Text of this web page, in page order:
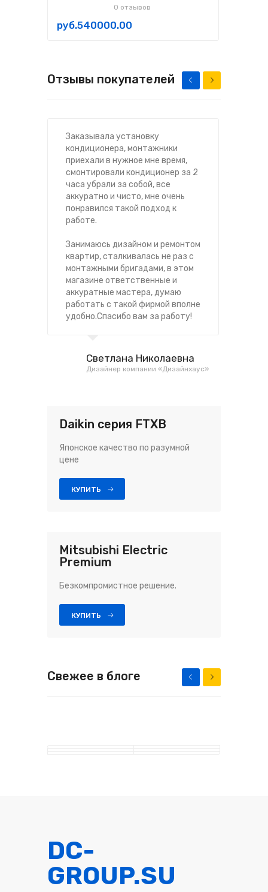
0 отзывов
руб.540000.00
Отзывы покупателей
Заказывала установку
кондиционера, монтажники
приехали в нужное мне время,
смонтировали кондиционер за 2
часа убрали за собой, все
аккуратно и чисто, мне очень
понравился такой подход к
работе.
Занимаюсь дизайном и ремонтом
квартир, сталкивалась не раз с
монтажными бригадами, в этом
магазине ответственные и
аккуратные мастера, думаю
работать с такой фирмой вполне
удобно.Спасибо вам за работу!
Светлана Николаевна
Дизайнер компании «Дизайнхаус»
Daikin серия FTXB
Японское качество по разумной
цене
КУПИТЬ
Mitsubishi Electric
Premium
Безкомпромистное решение.
КУПИТЬ
Свежее в блоге
DC-
GROUP.SU